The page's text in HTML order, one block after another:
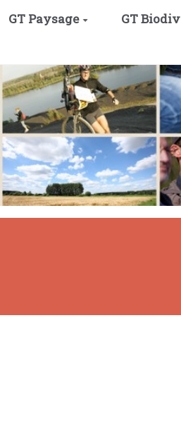
GT Paysage
GT Biodiv